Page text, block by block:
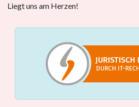
Liegt uns am Herzen!